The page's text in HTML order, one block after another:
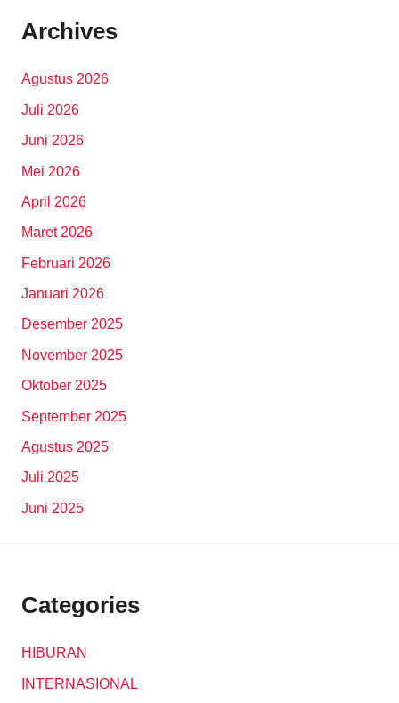
Archives
Agustus 2026
Juli 2026
Juni 2026
Mei 2026
April 2026
Maret 2026
Februari 2026
Januari 2026
Desember 2025
November 2025
Oktober 2025
September 2025
Agustus 2025
Juli 2025
Juni 2025
Categories
HIBURAN
INTERNASIONAL